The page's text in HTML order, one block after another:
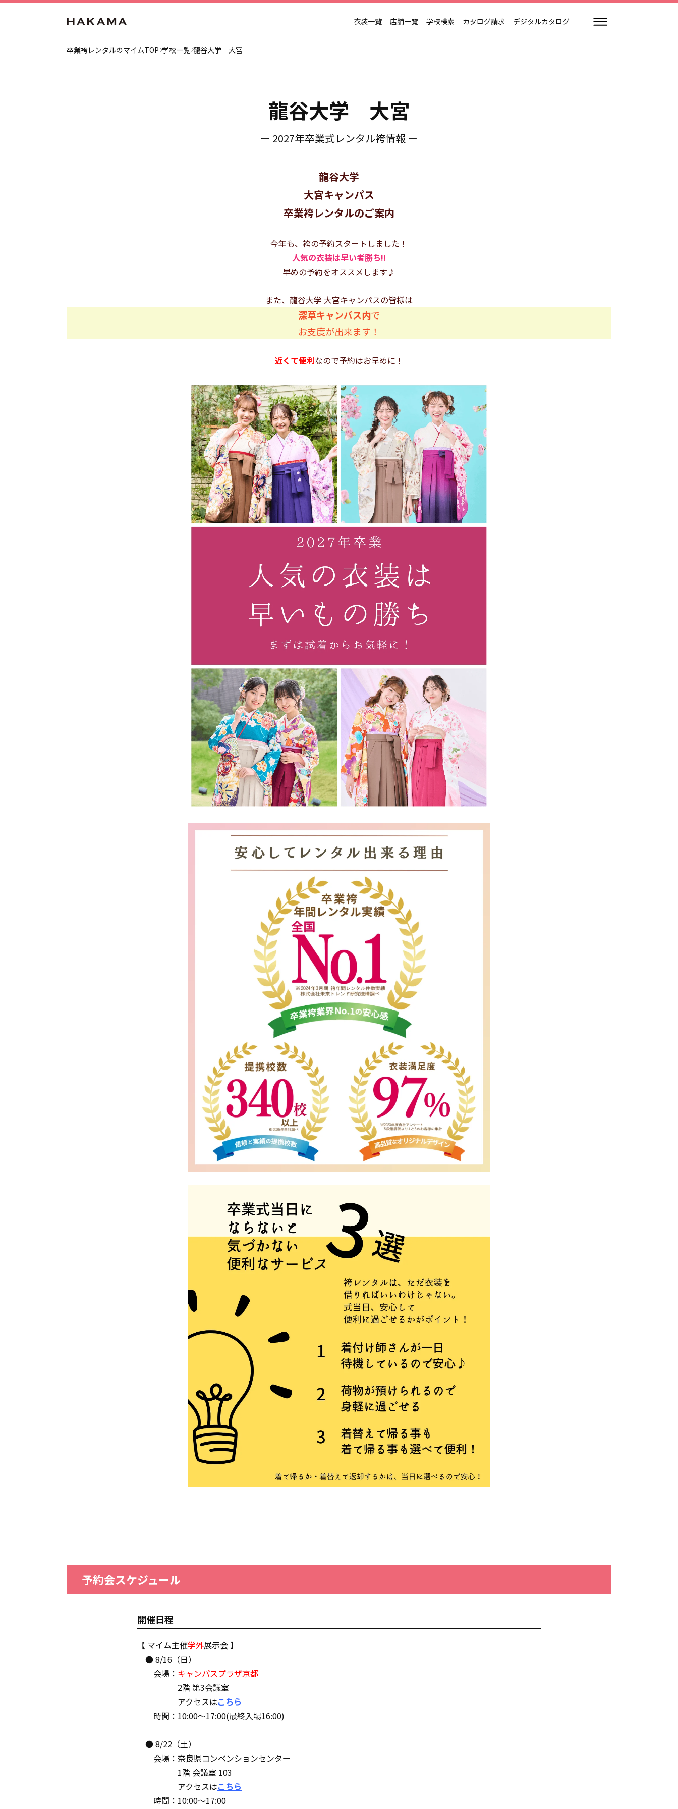
衣装一覧 店舗一覧 学校検索 カタログ請求 デジタルカタログ
卒業袴レンタルのマイムTOP 学校一覧 龍谷大学 大宮
龍谷大学 大宮
ー 2027年卒業式レンタル袴情報 ー
龍谷大学
大宮キャンパス
卒業袴レンタルのご案内
今年も、袴の予約スタートしました！
人気の衣装は早い者勝ち!!
早めの予約をオススメします♪
また、龍谷大学 大宮キャンパスの皆様は
深草キャンパス内で
お支度が出来ます！
近くて便利なので予約はお早めに！
予約会スケジュール
開催日程
【 マイム主催学外展示会 】
● 8/16（日）
会場： キャンパスプラザ京都
2階 第3会議室
アクセスはこちら
時間：10:00〜17:00(最終入場16:00)
● 8/22（土）
会場：奈良県コンベンションセンター
1階 会議室 103
アクセスはこちら
時間：10:00～17:00